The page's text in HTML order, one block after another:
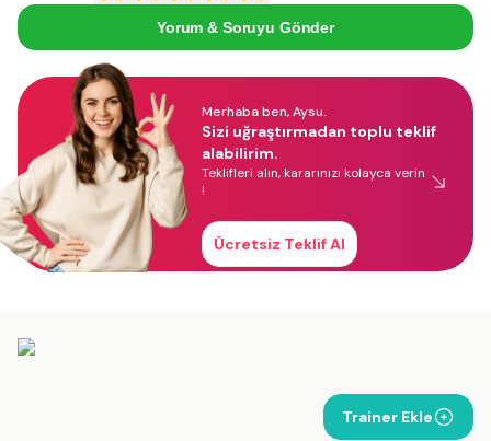
Yorum & Soruyu Gönder
Merhaba ben, Aysu.
Sizi uğraştırmadan toplu teklif
alabilirim.
Teklifleri alın, kararınızı kolayca verin
!
Ücretsiz Teklif Al
Trainer Ekle